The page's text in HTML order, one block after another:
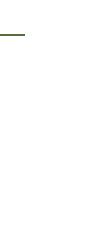
um Spam